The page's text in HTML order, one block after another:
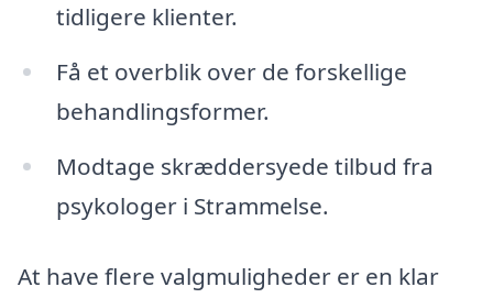
tidligere klienter.
Få et overblik over de forskellige
behandlingsformer.
Modtage skræddersyede tilbud fra
psykologer i Strammelse.
At have flere valgmuligheder er en klar